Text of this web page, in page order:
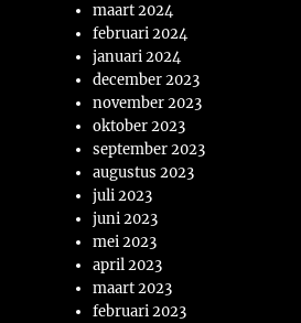
maart 2024
februari 2024
januari 2024
december 2023
november 2023
oktober 2023
september 2023
augustus 2023
juli 2023
juni 2023
mei 2023
april 2023
maart 2023
februari 2023